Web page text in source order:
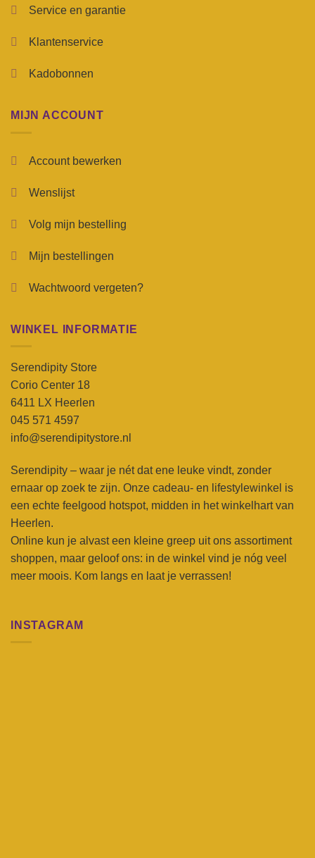
Service en garantie
Klantenservice
Kadobonnen
MIJN ACCOUNT
Account bewerken
Wenslijst
Volg mijn bestelling
Mijn bestellingen
Wachtwoord vergeten?
WINKEL INFORMATIE
Serendipity Store
Corio Center 18
6411 LX Heerlen
045 571 4597
info@serendipitystore.nl
Serendipity – waar je nét dat ene leuke vindt, zonder
ernaar op zoek te zijn. Onze cadeau- en lifestylewinkel is
een echte feelgood hotspot, midden in het winkelhart van
Heerlen.
Online kun je alvast een kleine greep uit ons assortiment
shoppen, maar geloof ons: in de winkel vind je nóg veel
meer moois. Kom langs en laat je verrassen!
INSTAGRAM